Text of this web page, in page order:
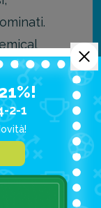
& the
The
Queens
2-1